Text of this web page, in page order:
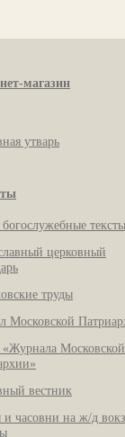
магазин
утварь
тексты
церковный
труды
Московской
Московской
вестник
часовни на ж/д